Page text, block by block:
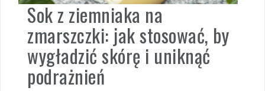
Sok z ziemniaka na
zmarszczki: jak stosować, by
wygładzić skórę i uniknąć
podrażnień